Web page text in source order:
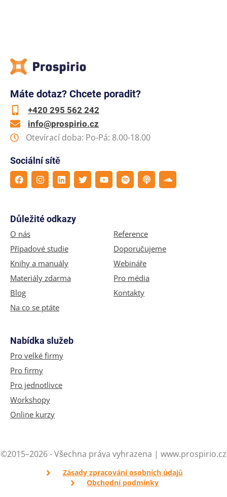
Máte dotaz? Chcete poradit?
+420 295 562 242
info@prospirio.cz
Otevírací doba: Po-Pá: 8.00-18.00
Sociální sítě
Důležité odkazy
O nás
Případové studie
Knihy a manuály
Materiály zdarma
Blog
Na co se ptáte
Reference
Doporučujeme
Webináře
Pro média
Kontakty
Nabídka služeb
Pro velké firmy
Pro firmy
Pro jednotlivce
Workshopy
Online kurzy
©2015–2026 - Všechna práva vyhrazena | www.prospirio.cz
Zásady zpracování osobních údajů
Obchodní podmínky